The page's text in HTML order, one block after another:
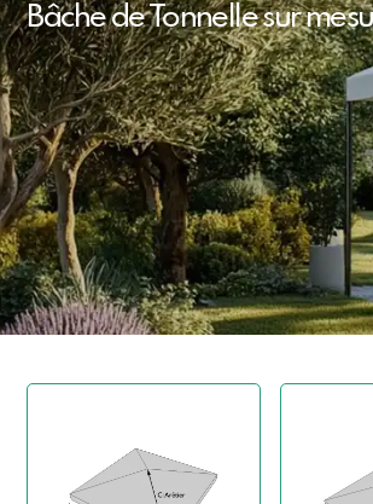
Bâche de Tonnelle sur